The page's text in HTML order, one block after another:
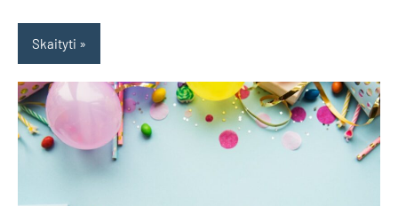
Skaityti